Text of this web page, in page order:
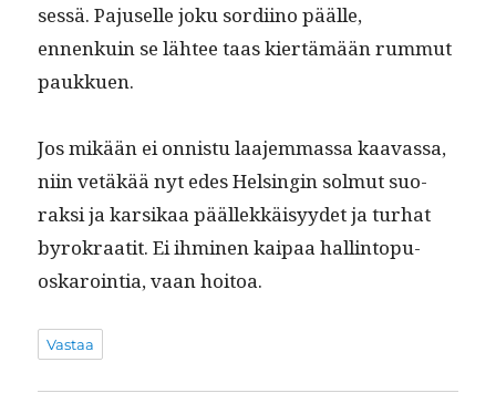
sessä. Pajuselle joku sor­di­ino päälle,
ennenkuin se läh­tee taas kiertämään rum­mut
paukkuen.
Jos mikään ei onnis­tu laa­jem­mas­sa kaavas­sa,
niin vetäkää nyt edes Helsin­gin sol­mut suo­
rak­si ja kar­sikaa päällekkäisyy­det ja turhat
byrokraatit. Ei ihmi­nen kaipaa hallintop­u­
oskaroin­tia, vaan hoitoa.
Vastaa